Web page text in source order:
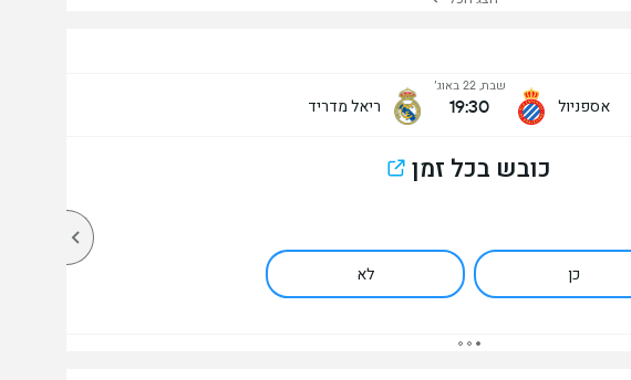
אספניול
שבת, 22 באוג׳
19:30 ריאל מדריד
כובש בכל זמן
כן לא